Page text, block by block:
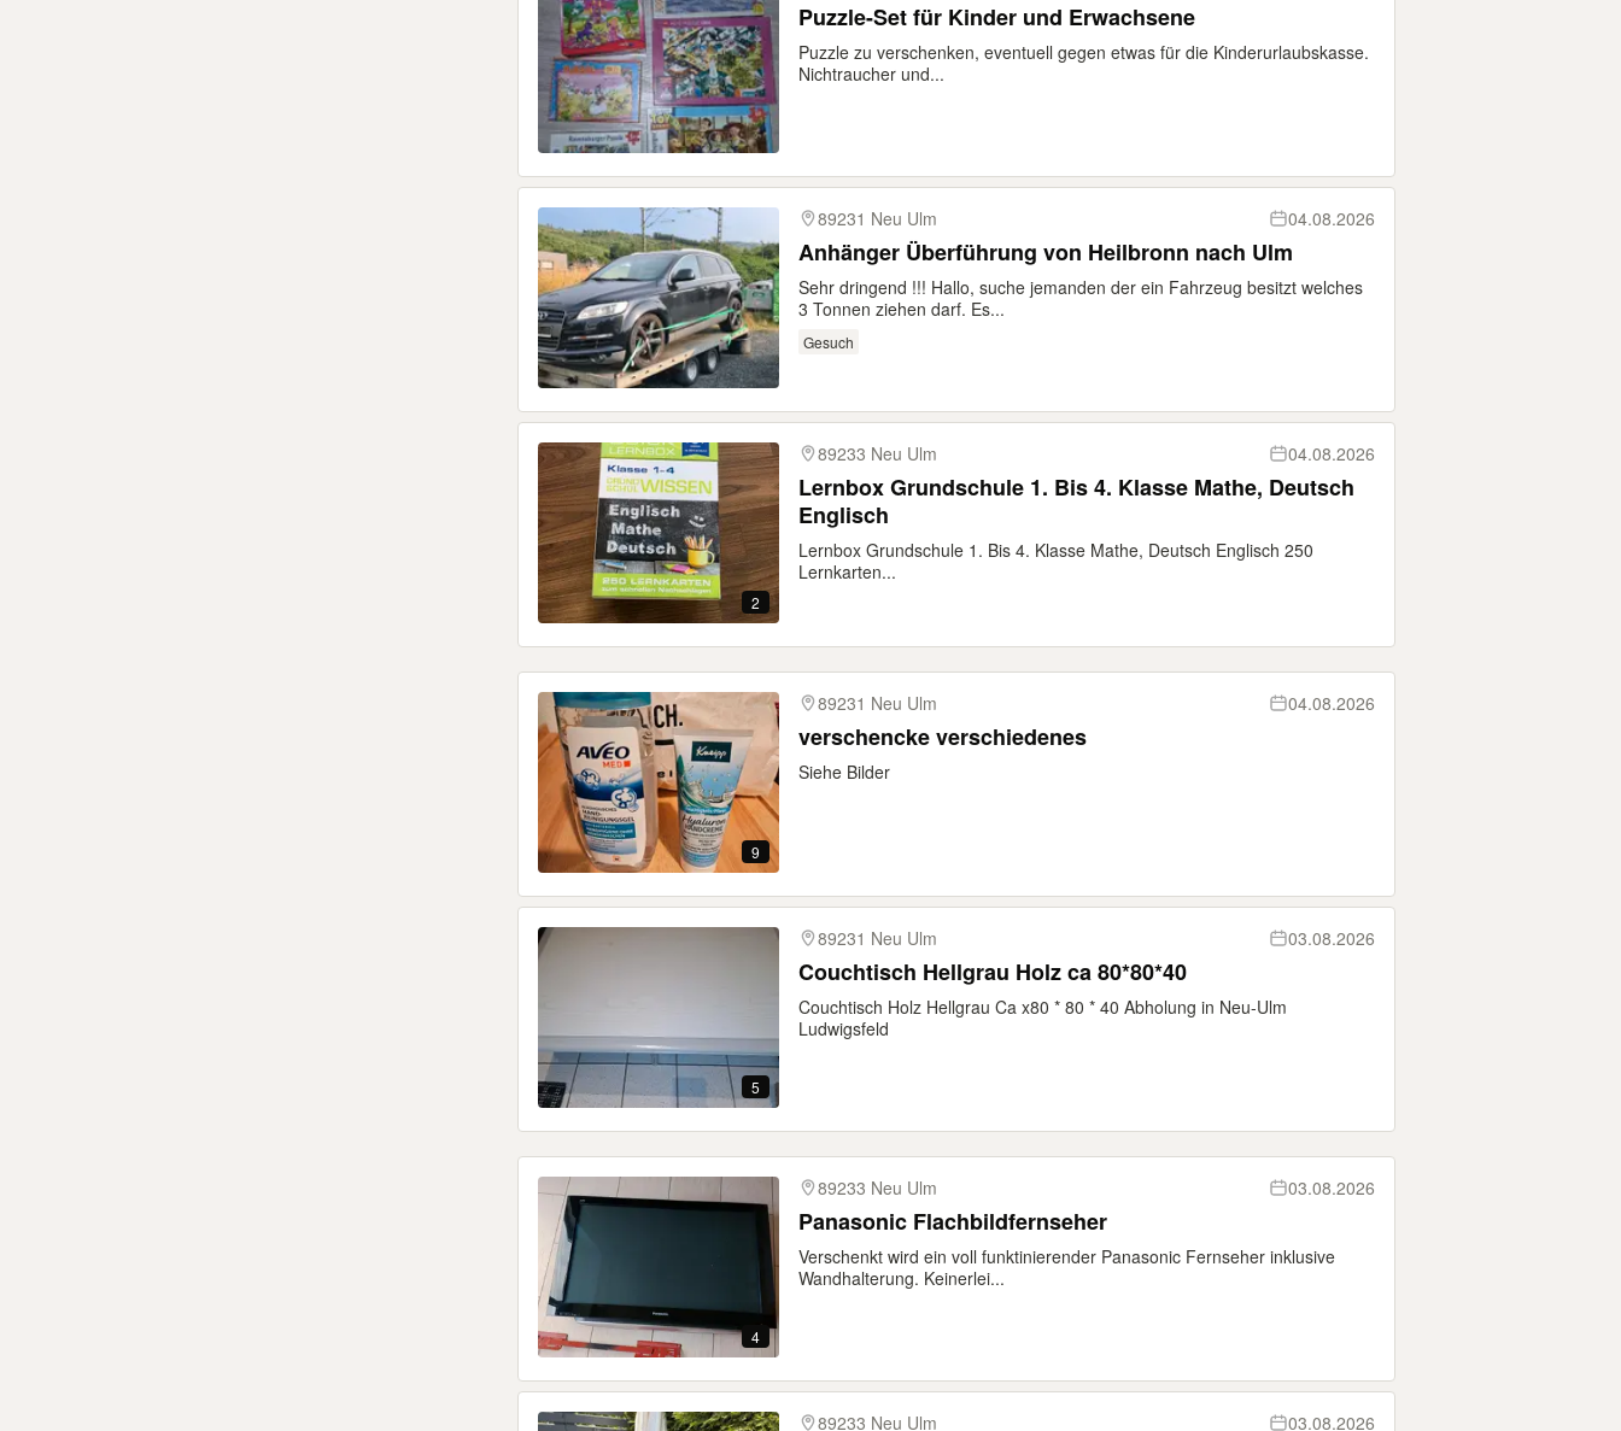
Puzzle-Set für Kinder und Erwachsene
Puzzle zu verschenken, eventuell gegen etwas für die Kinderurlaubskasse.
Nichtraucher und...
89231 Neu Ulm 04.08.2026
Anhänger Überführung von Heilbronn nach Ulm
Sehr dringend !!! Hallo, suche jemanden der ein Fahrzeug besitzt welches
3 Tonnen ziehen darf. Es...
Gesuch
2
89233 Neu Ulm 04.08.2026
Lernbox Grundschule 1. Bis 4. Klasse Mathe, Deutsch
Englisch
Lernbox Grundschule 1. Bis 4. Klasse Mathe, Deutsch Englisch 250
Lernkarten...
9
89231 Neu Ulm 04.08.2026
verschencke verschiedenes
Siehe Bilder
5
89231 Neu Ulm 03.08.2026
Couchtisch Hellgrau Holz ca 80*80*40
Couchtisch Holz Hellgrau Ca x80 * 80 * 40 Abholung in Neu-Ulm
Ludwigsfeld
4
89233 Neu Ulm 03.08.2026
Panasonic Flachbildfernseher
Verschenkt wird ein voll funktinierender Panasonic Fernseher inklusive
Wandhalterung. Keinerlei...
89233 Neu Ulm 03.08.2026